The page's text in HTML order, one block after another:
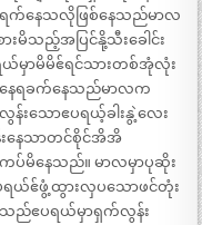
က်နေသလိုဖြစ်နေသည်မာလ
မိသည့်အပြင်နို့သီးခေါင်း
ယ်မှာမိမိဧ်ရင်သားတစ်အုံလုံး
ေရခက်နေသည်မာလက
သောဧပရယ့်ခါးနွဲ့လေး
နေသာတင်စိုင်အိအိ
ကပ်မိနေသည်။ မာလမှာပုဆိုး
ရယ်ဧ်ဖွံ့ထွားလှပသောဖင်တုံး
သည်ဧပရယ်မှာရှက်လွန်း